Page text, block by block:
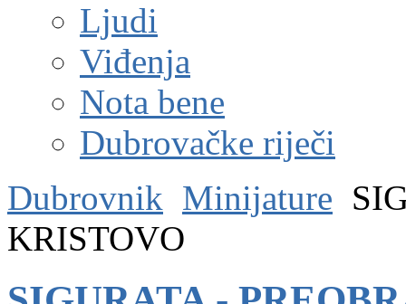
Ljudi
Viđenja
Nota bene
Dubrovačke riječi
Dubrovnik Minijature
KRISTOVO